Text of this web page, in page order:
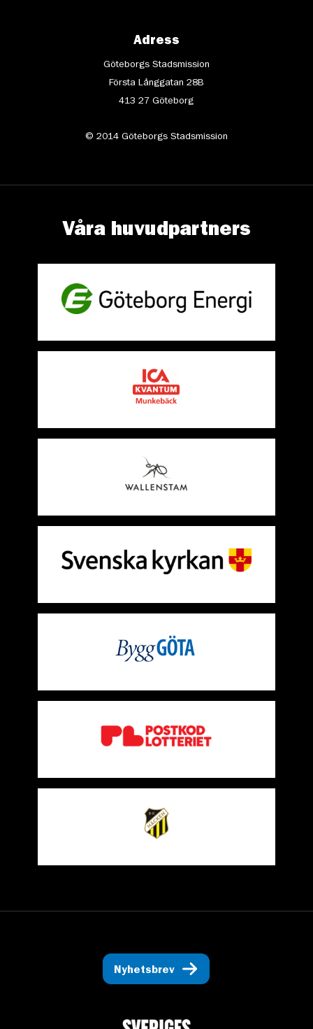
Adress
Göteborgs Stadsmission
Första Långgatan 28B
413 27 Göteborg
© 2014 Göteborgs Stadsmission
Våra huvudpartners
Nyhetsbrev